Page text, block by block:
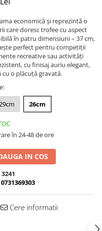
economică și reprezintă o
care doresc trofee cu aspect
în patru dimensiuni – 37 cm,
perfect pentru competiții
recreative sau activități
cu finisaj auriu elegant,
o plăcuță gravată.
:
26cm
în 24-48 de ore
IN COS
3241
0731369303
Cere informatii